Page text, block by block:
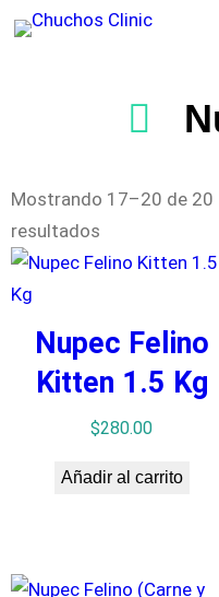
Mostrando 17–20 de 20
resultados
Nupec Felino
Kitten 1.5 Kg
$280.00
Añadir al carrito